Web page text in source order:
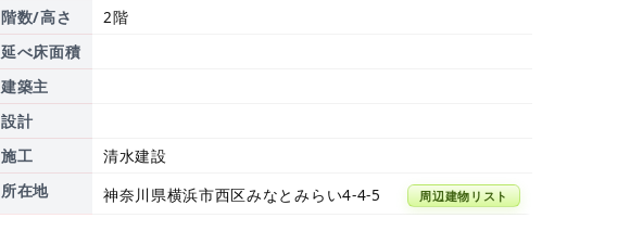
階数/高さ
2階
延べ床面積
建築主
設計
施工
清水建設
所在地
神奈川県横浜市西区みなとみらい4-4-5 周辺建物リスト